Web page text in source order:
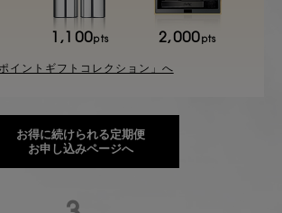
1,100 pts 2,000 pts
ポイントギフトコレクション」へ
お得に続けられる定期便
お申し込みページへ